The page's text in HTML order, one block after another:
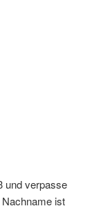
und verpasse
ist